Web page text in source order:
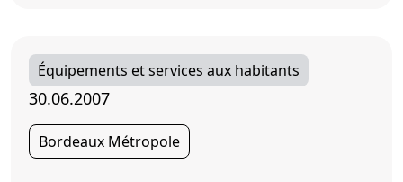
Équipements et services aux habitants
30.06.2007
Bordeaux Métropole